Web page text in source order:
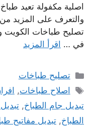
اصلية مكفولة تعيد
والتعرف على المزيد
تصليح طباخات الكويت
في … اقرأ المزيد
التصنيفات
تصليح طباخات
الوسوم
اصلاح طباخات,
تبديل جام الطباخ,
الطباخ, تبديل مفاتيح